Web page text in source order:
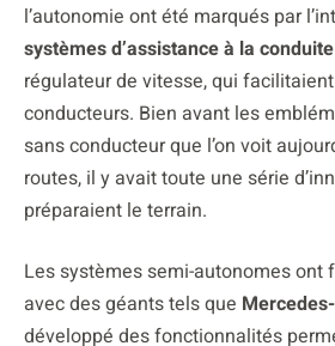
l’autonomie ont été marqués par
systèmes d’assistance à la conduite
régulateur de vitesse, qui
conducteurs. Bien avant les
sans conducteur que l’on voit
routes, il y avait toute une série
préparaient le terrain.
Les systèmes semi-autonomes ont
avec des géants tels que
développé des fonctionnalités